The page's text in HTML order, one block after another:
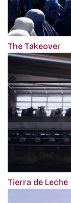
The Takeover
Tierra de Leche